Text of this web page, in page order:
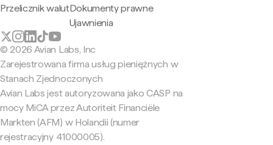
Przelicznik walutDokumenty prawne
Ujawnienia
© 2026 Avian Labs, Inc
Zarejestrowana firma usług pieniężnych w
Stanach Zjednoczonych
Avian Labs jest autoryzowana jako CASP na
mocy MiCA przez Autoriteit Financiële
Markten (AFM) w Holandii (numer
rejestracyjny 41000005).